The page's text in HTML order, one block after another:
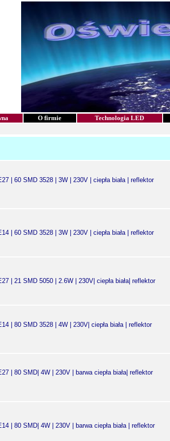
O firmie Technologia LED
| 60 SMD 3528 | 3W | 230V | ciepła biała | reflektor
| 60 SMD 3528 | 3W | 230V | ciepła biała | reflektor
| 21 SMD 5050 | 2.6W | 230V| ciepła biała| reflektor
| 80 SMD 3528 | 4W | 230V| ciepła biała | reflektor
| 80 SMD| 4W | 230V | barwa ciepła biała| reflektor
| 80 SMD| 4W | 230V | barwa ciepła biała | reflektor